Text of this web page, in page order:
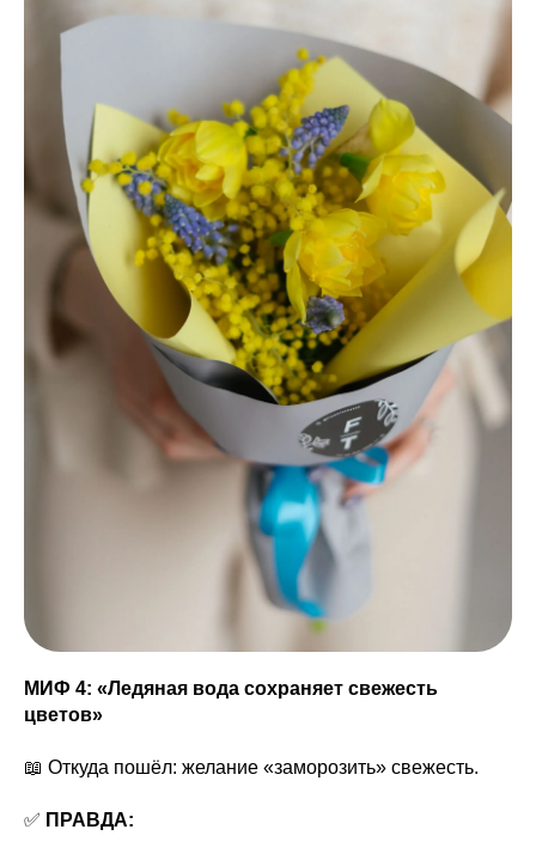
МИФ 4: «Ледяная вода сохраняет свежесть
цветов»
📖 Откуда пошёл: желание «заморозить» свежесть.
✅ ПРАВДА: